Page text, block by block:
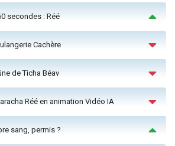
secondes : Réé
Cachère
de Ticha Béav
Réé en animation Vidéo IA
sang, permis ?